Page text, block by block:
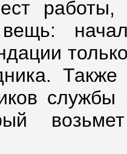
вещь:
службы